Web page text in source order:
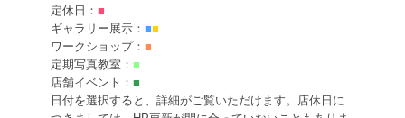
定休日： ■
ギャラリー展示： ■■
ワークショップ： ■
定期写真教室： ■
店舗イベント： ■
日付を選択すると、詳細がご覧いただけます。店休日に